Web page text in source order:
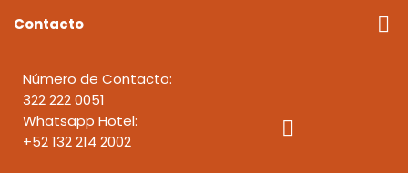
Contacto
Número de Contacto:
322 222 0051
Whatsapp Hotel:
+52 132 214 2002